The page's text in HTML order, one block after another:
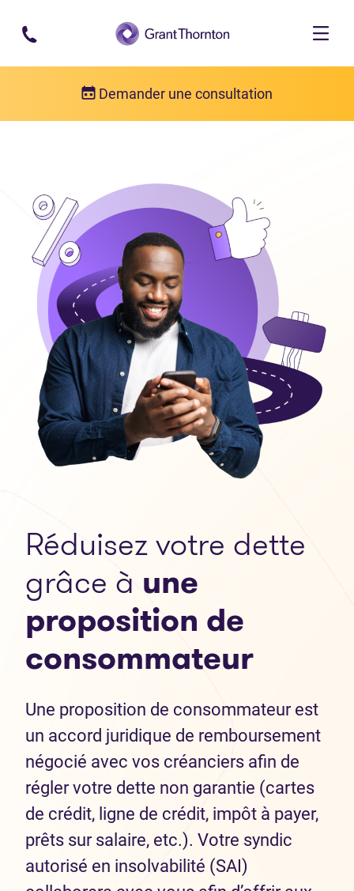
Passer au contenu principal
Demander une consultation
Réduisez votre dette
grâce à une
proposition de
consommateur
Une proposition de consommateur est
un accord juridique de remboursement
négocié avec vos créanciers afin de
régler votre dette non garantie (cartes
de crédit, ligne de crédit, impôt à payer,
prêts sur salaire, etc.). Votre syndic
autorisé en insolvabilité (SAI)